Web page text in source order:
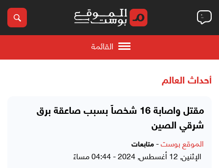
القائمة
أحداث العالم
مقتل واصابة 16 شخصاً بسبب صاعقة برق
شرقي الصين
الموقع بوست- متابعات
الإثنين, 12 أغسطس, 2024 - 04:44 مساءً